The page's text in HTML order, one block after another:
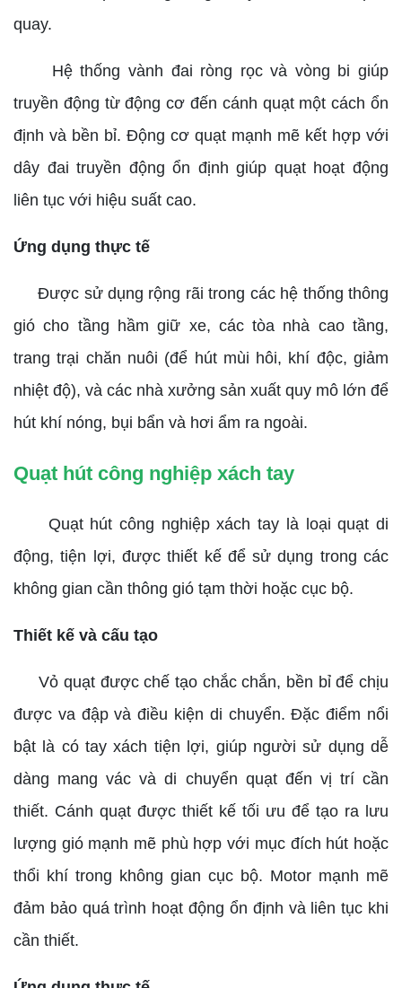
quay.
Hệ thống vành đai ròng rọc và vòng bi giúp
truyền động từ động cơ đến cánh quạt một cách ổn
định và bền bỉ. Động cơ quạt mạnh mẽ kết hợp với
dây đai truyền động ổn định giúp quạt hoạt động
liên tục với hiệu suất cao.
Ứng dụng thực tế
Được sử dụng rộng rãi trong các hệ thống thông
gió cho tầng hầm giữ xe, các tòa nhà cao tầng,
trang trại chăn nuôi (để hút mùi hôi, khí độc, giảm
nhiệt độ), và các nhà xưởng sản xuất quy mô lớn để
hút khí nóng, bụi bẩn và hơi ẩm ra ngoài.
Quạt hút công nghiệp xách tay
Quạt hút công nghiệp xách tay là loại quạt di
động, tiện lợi, được thiết kế để sử dụng trong các
không gian cần thông gió tạm thời hoặc cục bộ.
Thiết kế và cấu tạo
Vỏ quạt được chế tạo chắc chắn, bền bỉ để chịu
được va đập và điều kiện di chuyển. Đặc điểm nổi
bật là có tay xách tiện lợi, giúp người sử dụng dễ
dàng mang vác và di chuyển quạt đến vị trí cần
thiết. Cánh quạt được thiết kế tối ưu để tạo ra lưu
lượng gió mạnh mẽ phù hợp với mục đích hút hoặc
thổi khí trong không gian cục bộ. Motor mạnh mẽ
đảm bảo quá trình hoạt động ổn định và liên tục khi
cần thiết.